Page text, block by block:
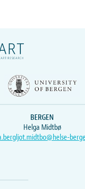
BERGEN
Helga Midtbø